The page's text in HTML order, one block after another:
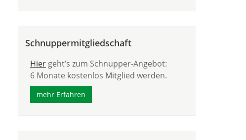
Schnuppermitgliedschaft
Hier geht’s zum Schnupper-Angebot:
6 Monate kostenlos Mitglied werden.
mehr Erfahren